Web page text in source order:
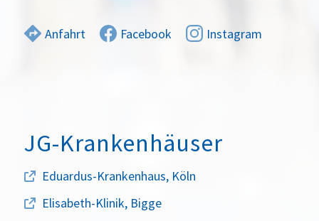
Anfahrt Facebook Instagram
JG-Krankenhäuser
Eduardus-Krankenhaus, Köln
Elisabeth-Klinik, Bigge